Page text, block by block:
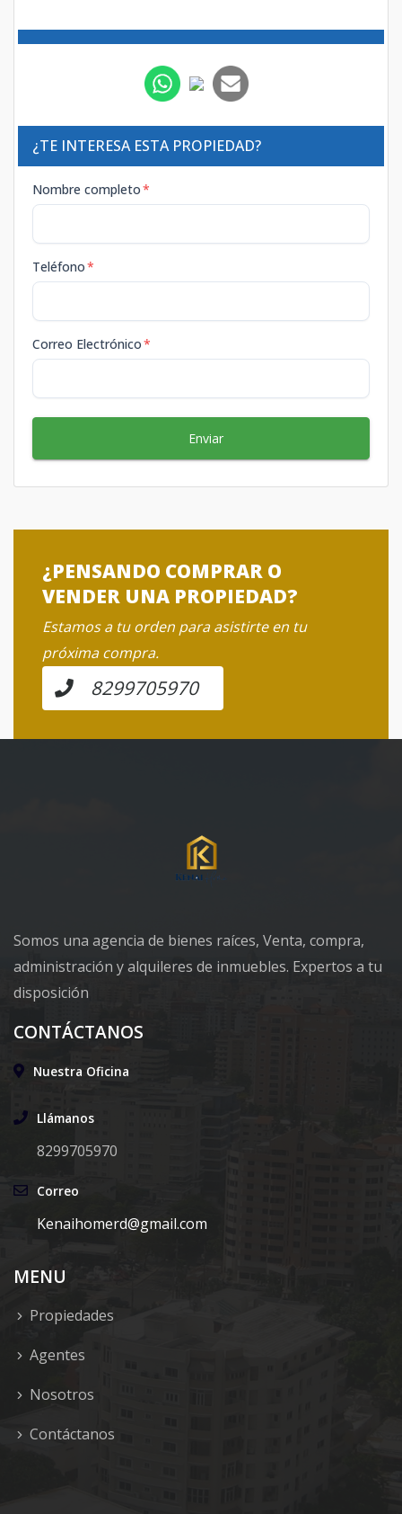
¿TE INTERESA ESTA PROPIEDAD?
Nombre completo*
Teléfono*
Correo Electrónico*
Enviar
¿PENSANDO COMPRAR O
VENDER UNA PROPIEDAD?
Estamos a tu orden para asistirte en tu
próxima compra.
8299705970
Somos una agencia de bienes raíces, Venta, compra,
administración y alquileres de inmuebles. Expertos a tu
disposición
CONTÁCTANOS
Nuestra Oficina
Llámanos
8299705970
Correo
Kenaihomerd@gmail.com
MENU
Propiedades
Agentes
Nosotros
Contáctanos